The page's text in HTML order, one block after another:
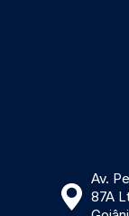
Av.
87A